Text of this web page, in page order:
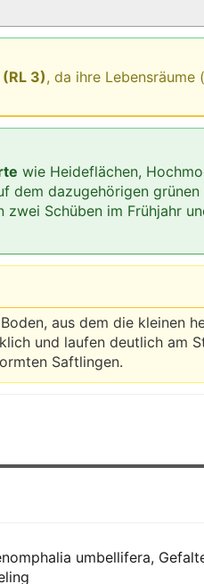
3), da ihre Lebensräume
wie Heideflächen,
dem dazugehörigen grünen
zwei Schüben im Frühjahr
aus dem die kleinen
und laufen deutlich am
Saftlingen.
umbellifera,